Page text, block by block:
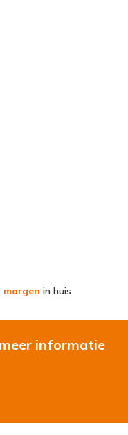
morgen in huis
informatie